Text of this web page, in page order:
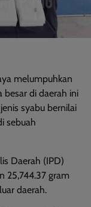
melumpuhkan
besar di daerah ini
syabu bernilai
sebuah
Daerah (IPD)
25,744.37 gram
daerah.